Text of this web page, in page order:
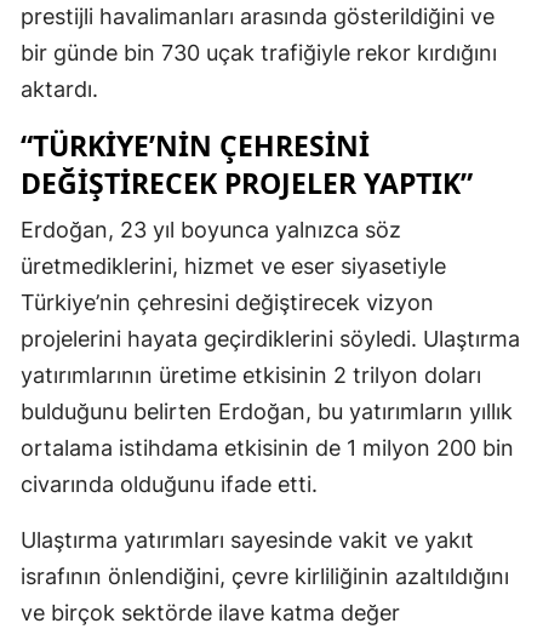
prestijli havalimanları arasında gösterildiğini ve
bir günde bin 730 uçak trafiğiyle rekor kırdığını
aktardı.
“TÜRKIYE’NIN ÇEHRESINI
DEĞIŞTIRECEK PROJELER YAPTIK”
Erdoğan, 23 yıl boyunca yalnızca söz
üretmediklerini, hizmet ve eser siyasetiyle
Türkiye’nin çehresini değiştirecek vizyon
projelerini hayata geçirdiklerini söyledi. Ulaştırma
yatırımlarının üretime etkisinin 2 trilyon doları
bulduğunu belirten Erdoğan, bu yatırımların yıllık
ortalama istihdama etkisinin de 1 milyon 200 bin
civarında olduğunu ifade etti.
Ulaştırma yatırımları sayesinde vakit ve yakıt
israfının önlendiğini, çevre kirliliğinin azaltıldığını
ve birçok sektörde ilave katma değer